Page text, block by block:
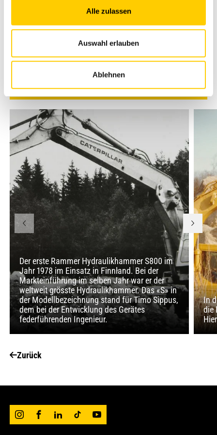
Alle zulassen
Auswahl erlauben
Ablehnen
Modellreihe wird Anfang Januar 2019 auf dem Schweizer
Mehr über die Geschichte der Rammer Hydraulikhämmer
und die Zusammenarbeit mit Avesco im Podcast mit
Podcast (7:25 min)
Der erste Rammer Hydraulikhammer S800 im
Jahr 1978 im Einsatz in Finnland. Bei der
Markteinführung im selben Jahr war er der
weltweit grösste Hydraulikhammer. Das «S» in
der Modellbezeichnung stand für Timo Sippus,
dem bei der Entwicklung des Gerätes
federführenden Ingenieur.
In
die
Zurück